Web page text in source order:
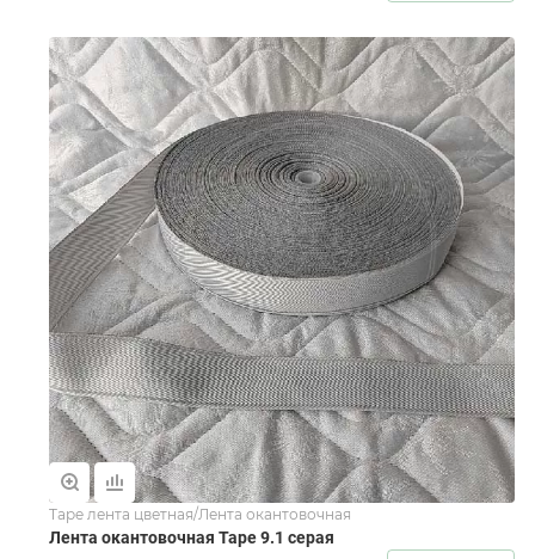
Tape лента цветная/Лента окантовочная
Лента окантовочная Tape 9.1 серая